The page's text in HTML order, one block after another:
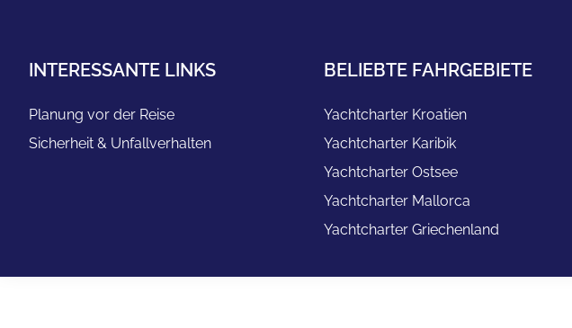
INTERESSANTE LINKS
Planung vor der Reise
Sicherheit & Unfallverhalten
BELIEBTE FAHRGEBIETE
Yachtcharter Kroatien
Yachtcharter Karibik
Yachtcharter Ostsee
Yachtcharter Mallorca
Yachtcharter Griechenland